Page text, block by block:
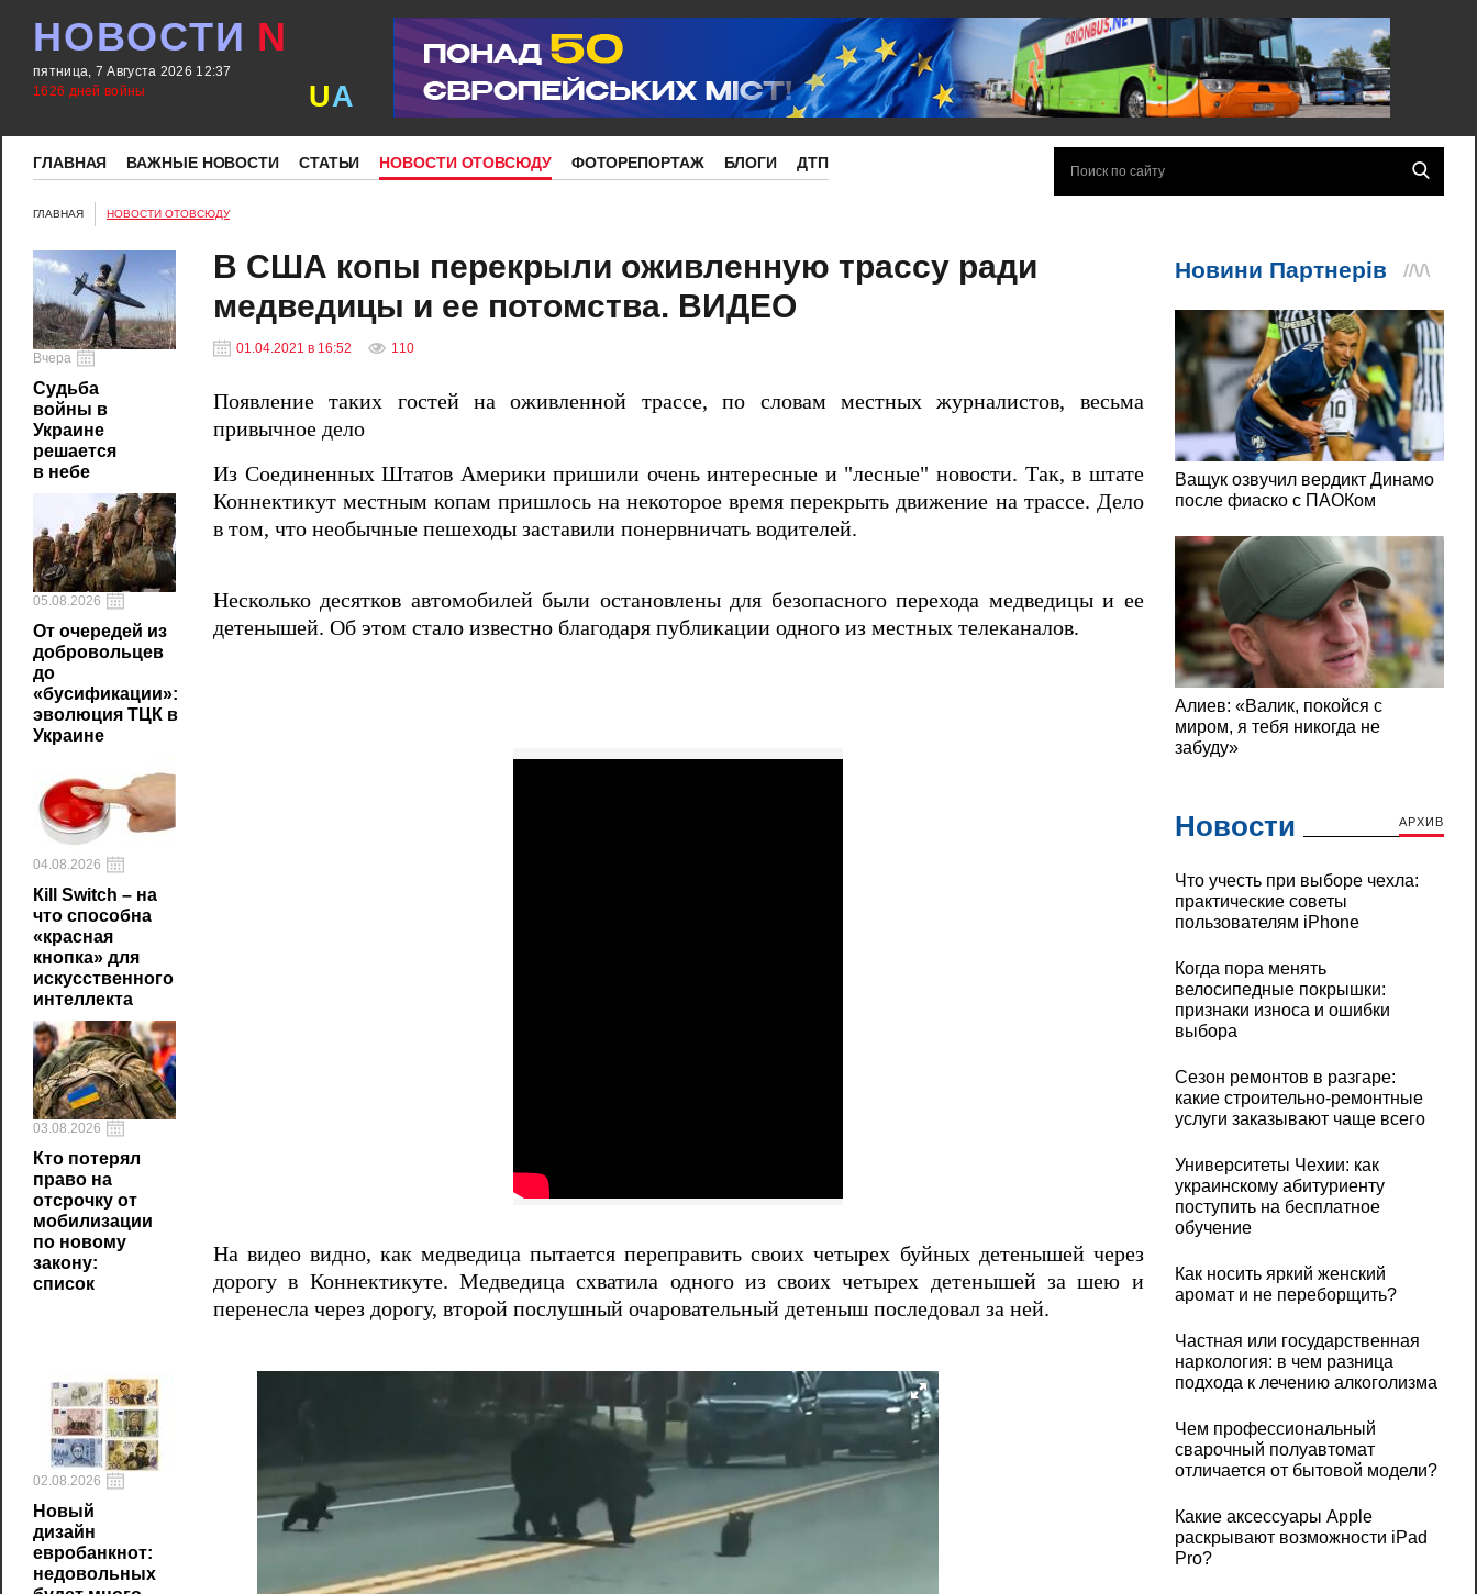
НОВОСТИ N
пятница, 7 Августа 2026 12:37
1626 дней войны
UA
ГЛАВНАЯ ВАЖНЫЕ НОВОСТИ СТАТЬИ НОВОСТИ ОТОВСЮДУ ФОТОРЕПОРТАЖ БЛОГИ ДТП
ГЛАВНАЯ НОВОСТИ ОТОВСЮДУ
Вчера
Судьба
войны в
Украине
решается
в небе
05.08.2026
От очередей из
добровольцев
до
«бусификации»:
эволюция ТЦК в
Украине
04.08.2026
Кill Switch – на
что способна
«красная
кнопка» для
искусственного
интеллекта
03.08.2026
Кто потерял
право на
отсрочку от
мобилизации
по новому
закону:
список
02.08.2026
Новый
дизайн
евробанкнот:
недовольных
В США копы перекрыли оживленную трассу ради
медведицы и ее потомства. ВИДЕО
01.04.2021 в 16:52 110
Появление таких гостей на оживленной трассе, по словам местных журналистов, весьма
привычное дело
Из Соединенных Штатов Америки пришили очень интересные и "лесные" новости. Так, в штате
Коннектикут местным копам пришлось на некоторое время перекрыть движение на трассе. Дело
в том, что необычные пешеходы заставили понервничать водителей.
Несколько десятков автомобилей были остановлены для безопасного перехода медведицы и ее
детенышей. Об этом стало известно благодаря публикации одного из местных телеканалов.
На видео видно, как медведица пытается переправить своих четырех буйных детенышей через
дорогу в Коннектикуте. Медведица схватила одного из своих четырех детенышей за шею и
перенесла через дорогу, второй послушный очаровательный детеныш последовал за ней.
Новости АРХИВ
Что учесть при выборе чехла:
практические советы
пользователям iPhone
Когда пора менять
велосипедные покрышки:
признаки износа и ошибки
выбора
Сезон ремонтов в разгаре:
какие строительно-ремонтные
услуги заказывают чаще всего
Университеты Чехии: как
украинскому абитуриенту
поступить на бесплатное
обучение
Как носить яркий женский
аромат и не переборщить?
Частная или государственная
наркология: в чем разница
подхода к лечению алкоголизма
Чем профессиональный
сварочный полуавтомат
отличается от бытовой модели?
Какие аксессуары Apple
раскрывают возможности iPad
Pro?